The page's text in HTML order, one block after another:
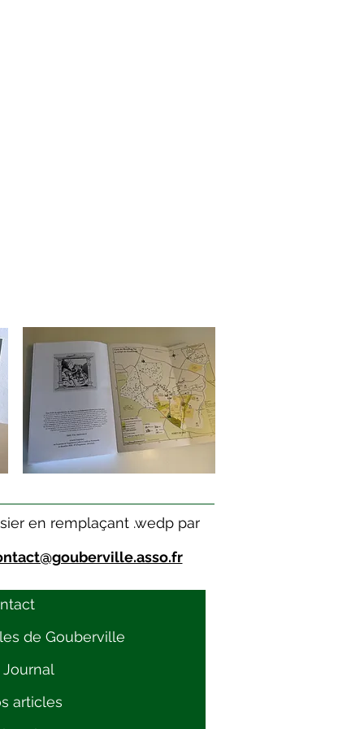
en remplaçant .wedp par
de Gouberville
Journal
articles